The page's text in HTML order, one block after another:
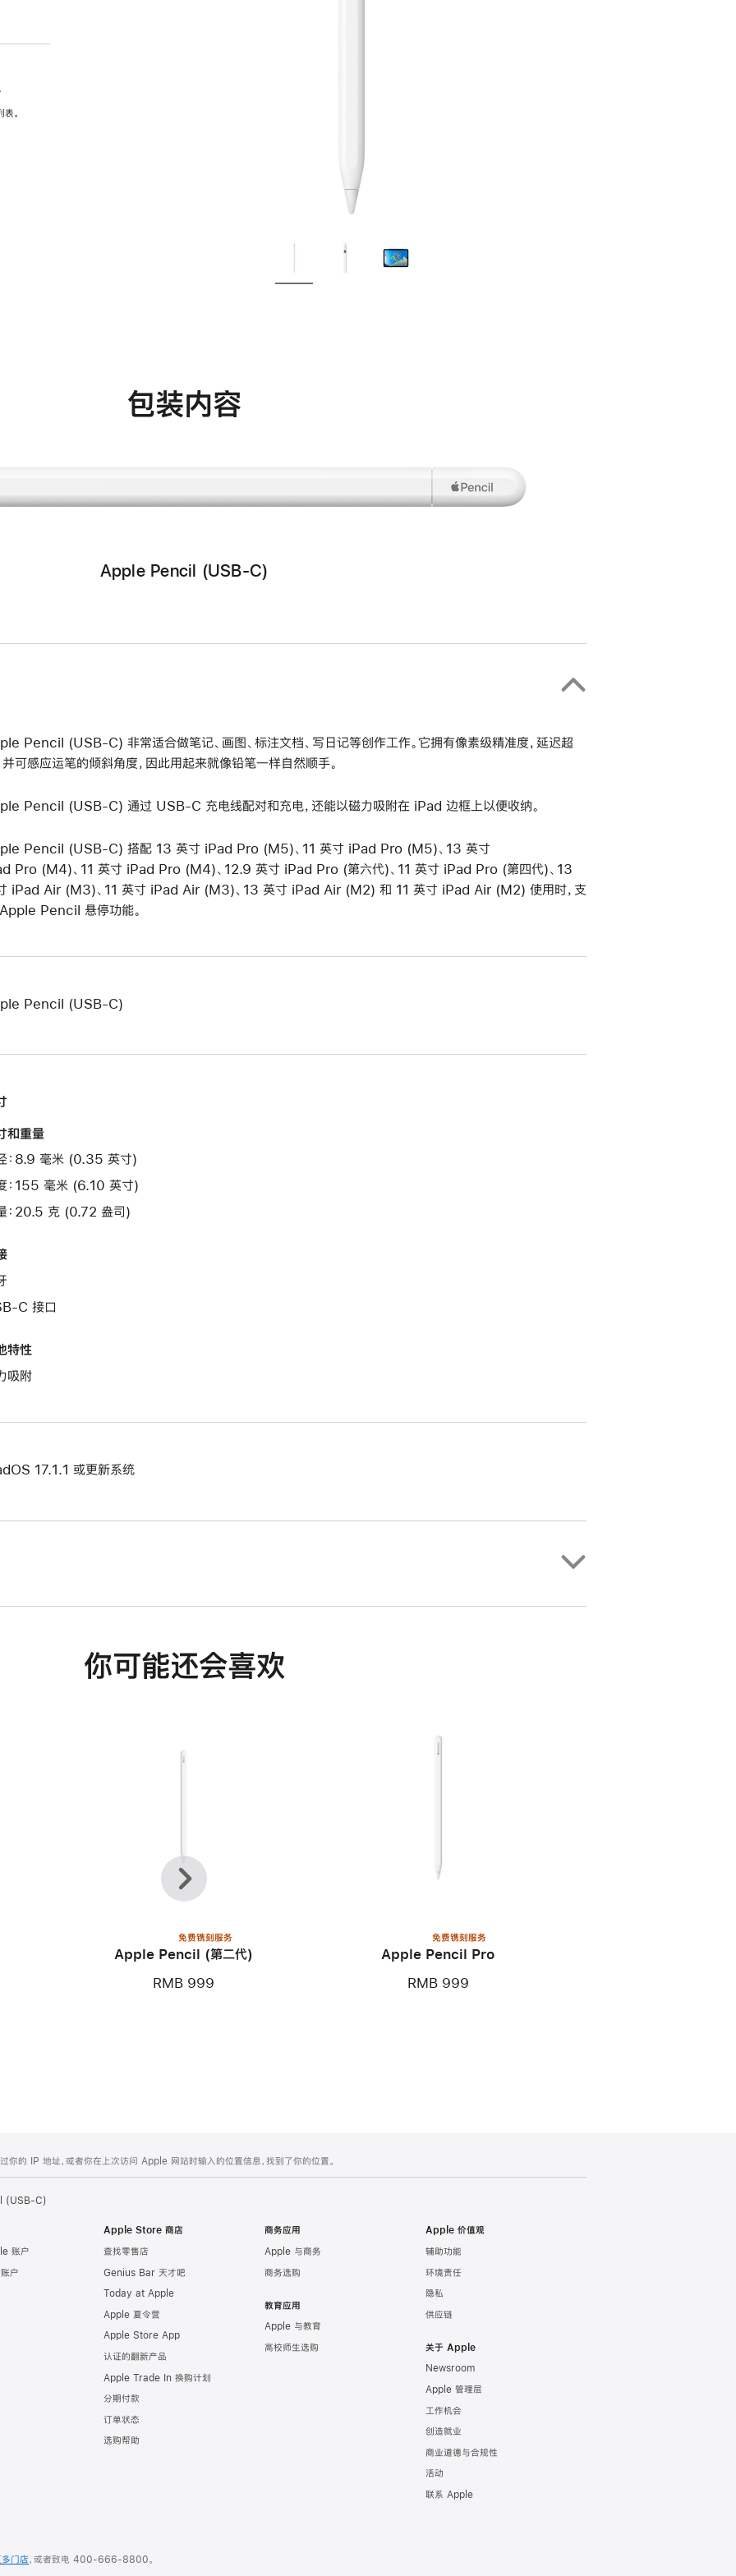
。
包装内容
Apple Pencil (USB-C)
Pencil (USB-C) 非常适合做笔记、画图、标注文档、写日记等创作工作。它拥有像素级精准度，延迟超
并可感应运笔的倾斜角度，因此用起来就像铅笔一样自然顺手。
Pencil (USB-C) 通过 USB-C 充电线配对和充电，还能以磁力吸附在 iPad 边框上以便收纳。
Pencil (USB-C) 搭配 13 英寸 iPad Pro (M5)、11 英寸 iPad Pro (M5)、13 英寸
Pro (M4)、11 英寸 iPad Pro (M4)、12.9 英寸 iPad Pro (第六代)、11 英寸 iPad Pro (第四代)、13
iPad Air (M3)、11 英寸 iPad Air (M3)、13 英寸 iPad Air (M2) 和 11 英寸 iPad Air (M2) 使用时，支
Pencil 悬停功能。
Pencil (USB-C)
和重量
：8.9 毫米 (0.35 英寸)
：155 毫米 (6.10 英寸)
：20.5 克 (0.72 盎司)
C 接口
特性
吸附
17.1.1 或更新系统
你可能还会喜欢
免费镌刻服务
Apple Pencil (第二代)
RMB 999
免费镌刻服务
Apple Pencil Pro
RMB 999
上
一
个
下
一
个
你的 IP 地址，或者你在上次访问 Apple 网站时输入的位置信息，找到了你的位置。
(USB-C)
账户
户
Apple Store 商店
查找零售店
Genius Bar 天才吧
Today at Apple
Apple 夏令营
Apple Store App
认证的翻新产品
Apple Trade In 换购计划
分期付款
订单状态
选购帮助
商务应用
Apple 与商务
商务选购
教育应用
Apple 与教育
高校师生选购
Apple 价值观
辅助功能
环境责任
隐私
供应链
关于 Apple
Newsroom
Apple 管理层
工作机会
创造就业
商业道德与合规性
活动
联系 Apple
多门店，或者致电 400-666-8800。